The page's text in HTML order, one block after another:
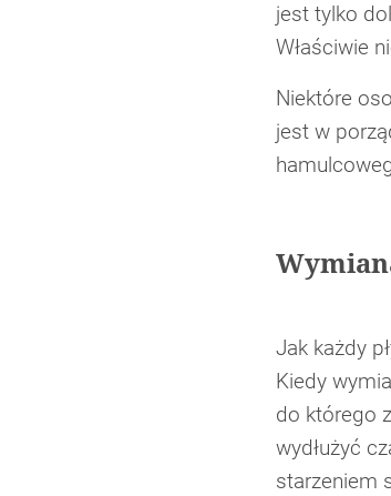
jest tylko
Właściwie
Niektóre
jest w
Jak każdy
Kiedy
do którego
wydłużyć
starzeniem